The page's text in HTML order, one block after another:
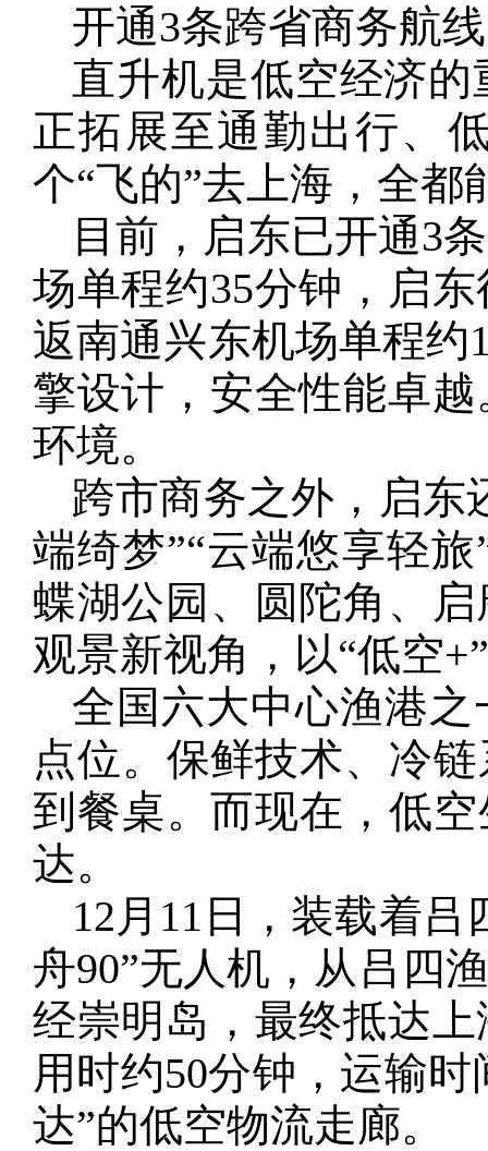
开通3条跨省商务航线
直升机是低空经济
正拓展至通勤出行、
个“飞的”去上海，全都
目前，启东已开通3
场单程约35分钟，启
返南通兴东机场单程约
擎设计，安全性能卓
环境。
跨市商务之外，启东
端绮梦”“云端悠享轻
蝶湖公园、圆陀角、
观景新视角，以“低空
全国六大中心渔港
点位。保鲜技术、冷
到餐桌。而现在，低
达。
12月11日，装载着
舟90”无人机，从吕四
经崇明岛，最终抵达
用时约50分钟，运输
达”的低空物流走廊。